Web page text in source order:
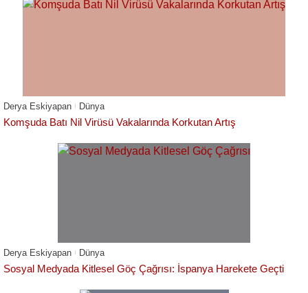
Derya Eskiyapan Dünya
Komşuda Batı Nil Virüsü Vakalarında Korkutan Artış
Derya Eskiyapan Dünya
Sosyal Medyada Kitlesel Göç Çağrısı: İspanya Harekete Geçti